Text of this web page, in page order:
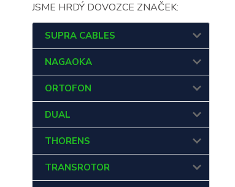
JSME HRDÝ DOVOZCE ZNAČEK:
SUPRA CABLES
NAGAOKA
ORTOFON
DUAL
THORENS
TRANSROTOR